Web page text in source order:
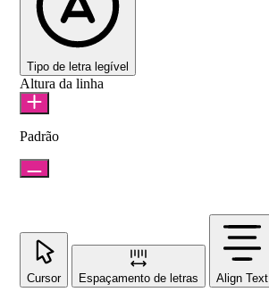
Tipo de letra legível
Altura da linha
Padrão
Cursor Espaçamento de letras Align Text